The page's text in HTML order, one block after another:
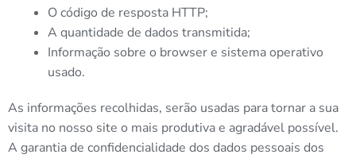
O código de resposta HTTP;
A quantidade de dados transmitida;
Informação sobre o browser e sistema operativo
usado.
As informações recolhidas, serão usadas para tornar a sua
visita no nosso site o mais produtiva e agradável possível.
A garantia de confidencialidade dos dados pessoais dos